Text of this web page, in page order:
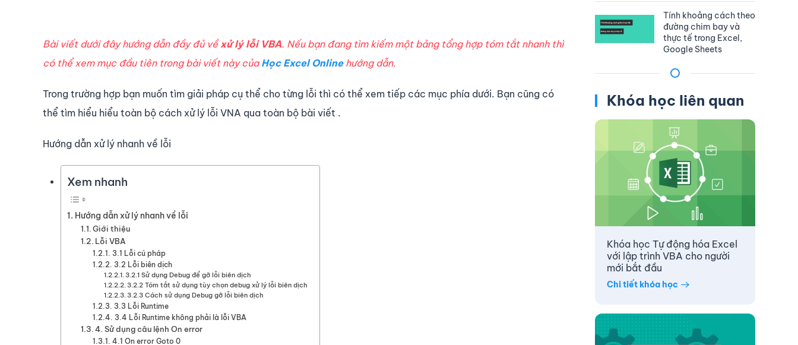
Bài viết dưới đây hướng dẫn đầy đủ vềxử lý lỗi VBA. Nếu bạn đang tìm kiếm một bảng tổng hợp tóm tắt nhanh thì
có thể xem mục đầu tiên trong bài viết này của Học Excel Online hướng dẫn.
Trong trường hợp bạn muốn tìm giải pháp cụ thể cho từng lỗi thì có thể xem tiếp các mục phía dưới. Bạn cũng có
thể tìm hiểu hiểu toàn bộ cách xử lý lỗi VNA qua toàn bộ bài viết .
Hướng dẫn xử lý nhanh về lỗi
Xem nhanh
Hướng dẫn xử lý nhanh về lỗi
Giới thiệu
Lỗi VBA
3.1 Lỗi cú pháp
3.2 Lỗi biên dịch
3.2.1 Sử dụng Debug để gỡ lỗi biên dịch
3.2.2 Tóm tắt sử dụng tùy chọn debug xử lý lỗi biên dịch
3.2.3 Cách sử dụng Debug gỡ lỗi biên dịch
3.3 Lỗi Runtime
3.4 Lỗi Runtime không phải là lỗi VBA
4. Sử dụng câu lệnh On error
4.1 On error Goto 0
Tính khoảng cách theo
đường chim bay và
thực tế trong Excel,
Google Sheets
Khóa học liên quan
Khóa học Tự động hóa Excel
với lập trình VBA cho người
mới bắt đầu
Chi tiết khóa học